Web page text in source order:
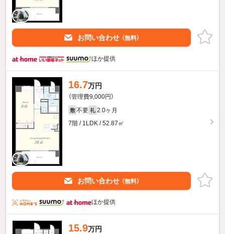
お問い合わせ （無料）
ほか提供
16.7万円
（管理費9,000円）
敷 不要 礼 2.0ヶ月
7階 / 1LDK / 52.87㎡
お問い合わせ （無料）
ほか提供
15.9万円